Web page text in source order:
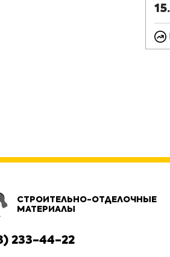
СТРОИТЕЛЬНО-ОТДЕЛОЧНЫЕ
МАТЕРИАЛЫ
233-44-22